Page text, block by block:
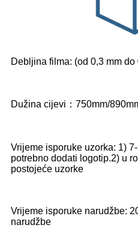
Debljina filma: (od 0,3 mm do
Dužina cijevi：750mm/
Vrijeme isporuke uzorka: 1)
potrebno dodati logotip.2) u
postojeće uzorke
Vrijeme isporuke narudžbe:
narudžbe